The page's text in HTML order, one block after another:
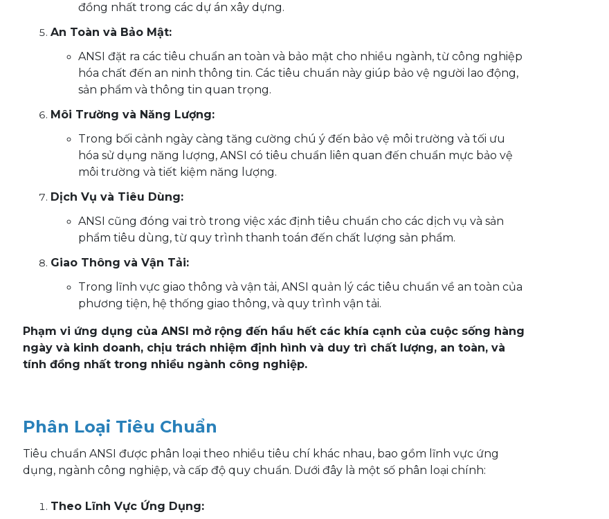
đồng nhất trong các dự án xây dựng.
An Toàn và Bảo Mật:
ANSI đặt ra các tiêu chuẩn an toàn và bảo mật cho nhiều ngành, từ công nghiệp
hóa chất đến an ninh thông tin. Các tiêu chuẩn này giúp bảo vệ người lao động,
sản phẩm và thông tin quan trọng.
Môi Trường và Năng Lượng:
Trong bối cảnh ngày càng tăng cường chú ý đến bảo vệ môi trường và tối ưu
hóa sử dụng năng lượng, ANSI có tiêu chuẩn liên quan đến chuẩn mực bảo vệ
môi trường và tiết kiệm năng lượng.
Dịch Vụ và Tiêu Dùng:
ANSI cũng đóng vai trò trong việc xác định tiêu chuẩn cho các dịch vụ và sản
phẩm tiêu dùng, từ quy trình thanh toán đến chất lượng sản phẩm.
Giao Thông và Vận Tải:
Trong lĩnh vực giao thông và vận tải, ANSI quản lý các tiêu chuẩn về an toàn của
phương tiện, hệ thống giao thông, và quy trình vận tải.
Phạm vi ứng dụng của ANSI mở rộng đến hầu hết các khía cạnh của cuộc sống hàng
ngày và kinh doanh, chịu trách nhiệm định hình và duy trì chất lượng, an toàn, và
tính đồng nhất trong nhiều ngành công nghiệp.
Phân Loại Tiêu Chuẩn
Tiêu chuẩn ANSI được phân loại theo nhiều tiêu chí khác nhau, bao gồm lĩnh vực ứng
dụng, ngành công nghiệp, và cấp độ quy chuẩn. Dưới đây là một số phân loại chính:
Theo Lĩnh Vực Ứng Dụng: